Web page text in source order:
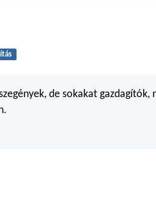
de sokakat gazdagítók,